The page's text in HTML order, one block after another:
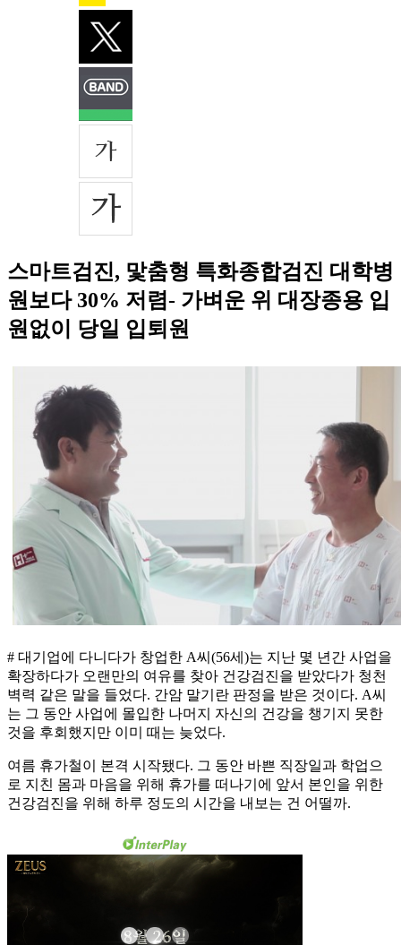
스마트검진, 맟춤형 특화종합검진 대학병
원보다 30% 저렴- 가벼운 위 대장종용 입
원없이 당일 입퇴원
# 대기업에 다니다가 창업한 A씨(56세)는 지난 몇 년간 사업을
확장하다가 오랜만의 여유를 찾아 건강검진을 받았다가 청천
벽력 같은 말을 들었다. 간암 말기란 판정을 받은 것이다. A씨
는 그 동안 사업에 몰입한 나머지 자신의 건강을 챙기지 못한
것을 후회했지만 이미 때는 늦었다.
여름 휴가철이 본격 시작됐다. 그 동안 바쁜 직장일과 학업으
로 지친 몸과 마음을 위해 휴가를 떠나기에 앞서 본인을 위한
건강검진을 위해 하루 정도의 시간을 내보는 건 어떨까.